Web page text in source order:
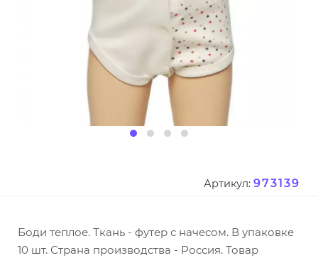
Артикул: 973139
Боди теплое. Ткань - футер с начесом. В упаковке
10 шт. Страна производства - Россия. Товар